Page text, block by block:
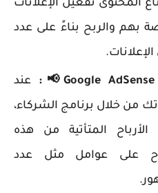
المحتوى تفعيل الإعلانات
بهم والربح بناءً على عدد
📢
: عند
من خلال برنامج الشركاء،
المتأتية من هذه
على عوامل مثل عدد